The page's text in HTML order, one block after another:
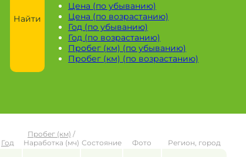
Найти
Цена (по убыванию)
Цена (по возрастанию)
Год (по убыванию)
Год (по возрастанию)
Пробег (км) (по убыванию)
Пробег (км) (по возрастанию)
Год
Пробег (км) /
Наработка (мч) Состояние Фото Регион, город